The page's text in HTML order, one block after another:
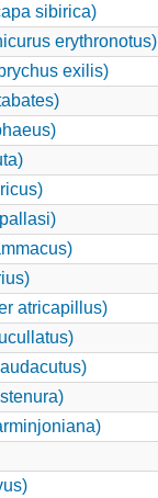
sibirica)
erythronotus)
exilis)
atricapillus)